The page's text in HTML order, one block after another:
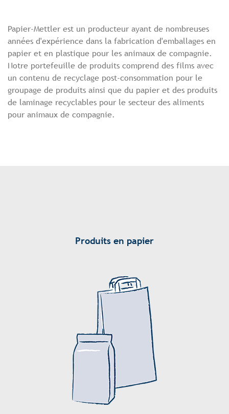
Papier-Mettler est un producteur ayant de nombreuses
années d'expérience dans la fabrication d'emballages en
papier et en plastique pour les animaux de compagnie.
Notre portefeuille de produits comprend des films avec
un contenu de recyclage post-consommation pour le
groupage de produits ainsi que du papier et des produits
de laminage recyclables pour le secteur des aliments
pour animaux de compagnie.
Produits en papier